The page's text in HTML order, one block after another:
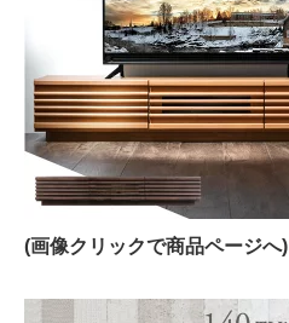
(画像クリックで商品ページへ)